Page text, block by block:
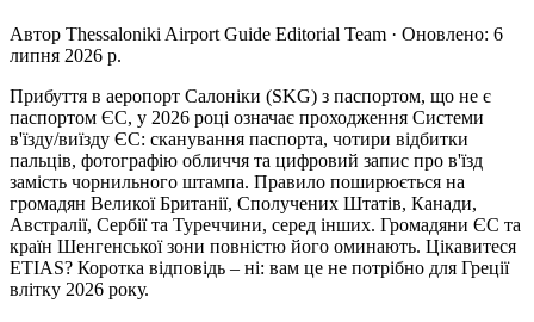
Автор Thessaloniki Airport Guide Editorial Team · Оновлено: 6
липня 2026 р.
Прибуття в аеропорт Салоніки (SKG) з паспортом, що не є
паспортом ЄС, у 2026 році означає проходження Системи
в'їзду/виїзду ЄС: сканування паспорта, чотири відбитки
пальців, фотографію обличчя та цифровий запис про в'їзд
замість чорнильного штампа. Правило поширюється на
громадян Великої Британії, Сполучених Штатів, Канади,
Австралії, Сербії та Туреччини, серед інших. Громадяни ЄС та
країн Шенгенської зони повністю його оминають. Цікавитеся
ETIAS? Коротка відповідь – ні: вам це не потрібно для Греції
влітку 2026 року.